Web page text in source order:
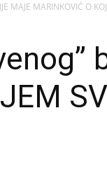
MARINKOVIĆ O